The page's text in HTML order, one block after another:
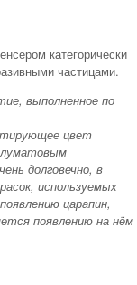
категорически
частицами.
выполненное по
цвет
долговечно, в
используемых
царапин,
появлению на нём